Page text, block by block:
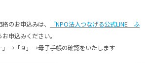
のお申込みは、
「NPO法人つなげる公式LINE ふ
お申込みください。
」→「９」→母子手帳の確認をいたします